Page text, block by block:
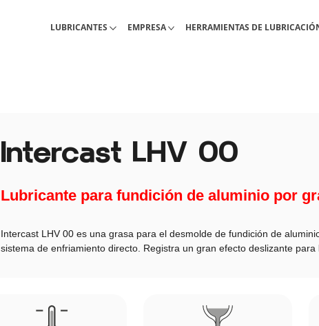
Lubricantes industriales
LUBRICANTES Acerca de Interlub
EMPRESA Pagina de herramientas de
HERRAMIENTAS DE
Intercast LHV 00
Lubricante para fundición de aluminio por
Intercast LHV 00 es una grasa para el desmolde de fundición de
sistema de enfriamiento directo. Registra un gran efecto deslizante para